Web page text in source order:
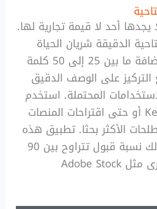
يجدها أحد لا قيمة تجارية لها.
الدقيقة شريان الحياة
لمبيعاتك. احرص على إضافة ما بين 25 إلى 50 كلمة
على الوصف الدقيق
المحتملة. استخدم
أدوات مثل KeywordTool أو حتى اقتراحات المنصات
الأكثر بحثا. تطبيق هذه
الخارطة بدقة سيضمن لك نسبة قبول تتراوح بين 90
و100% في منصات كبرى مثل Adobe Stock